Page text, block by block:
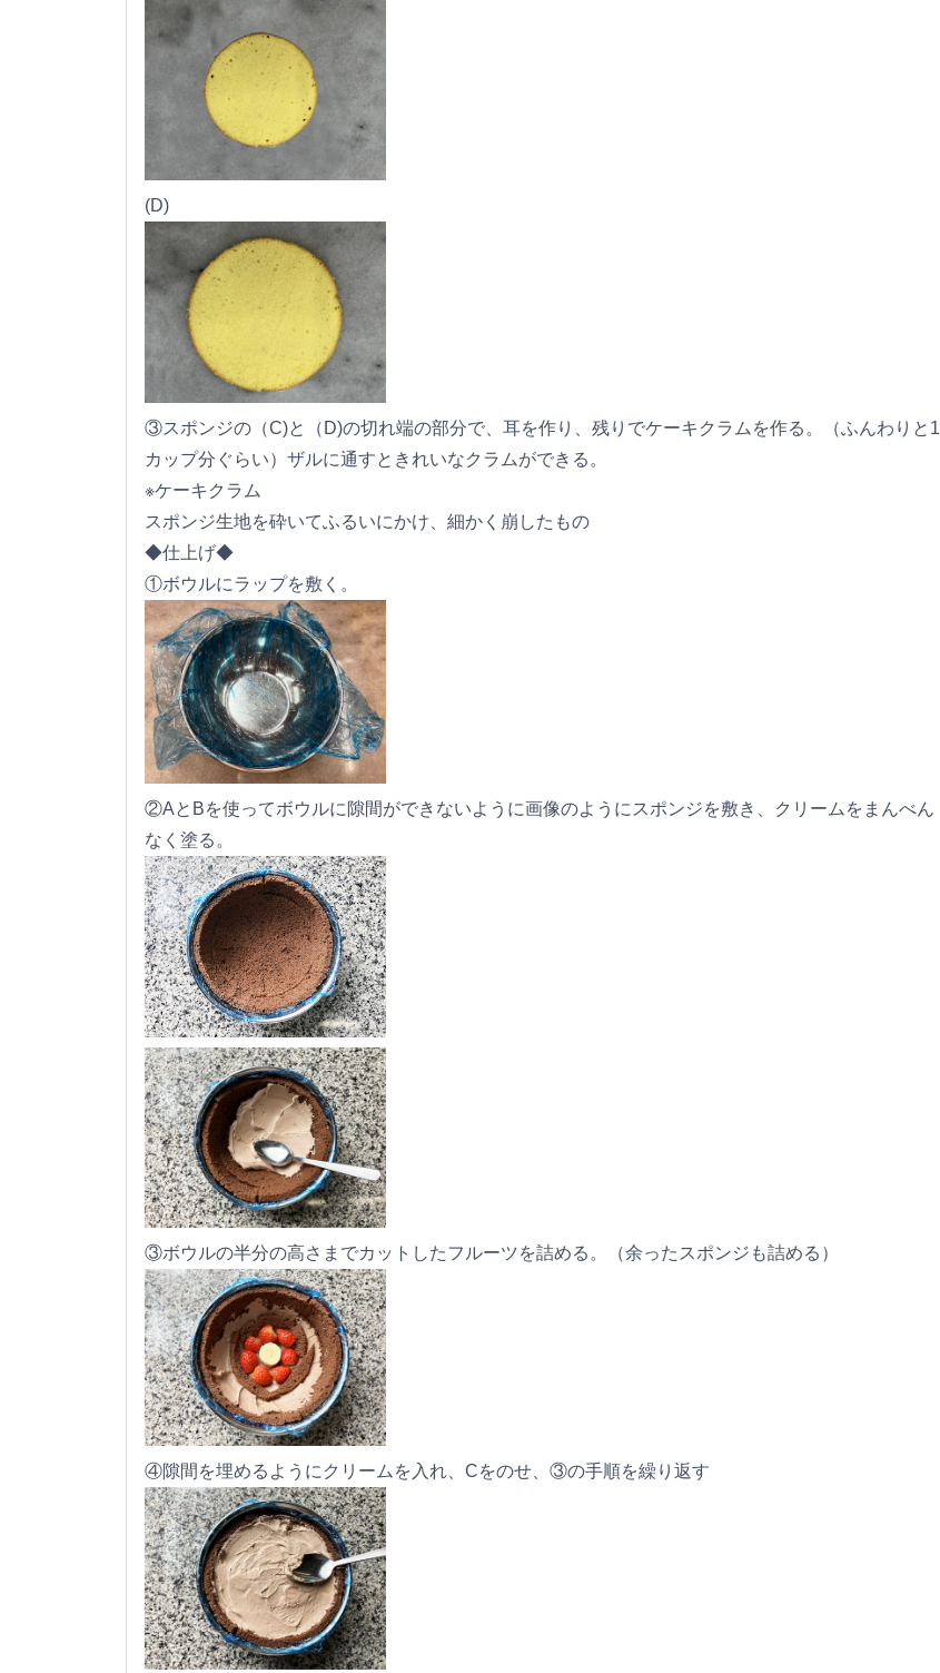
(D)
③スポンジの（C)と（D)の切れ端の部分で、耳を作り、残りでケーキクラムを作る。（ふんわりと1
カップ分ぐらい）ザルに通すときれいなクラムができる。
※ケーキクラム
スポンジ生地を砕いてふるいにかけ、細かく崩したもの
◆仕上げ◆
①ボウルにラップを敷く。
②AとBを使ってボウルに隙間ができないように画像のようにスポンジを敷き、クリームをまんべん
なく塗る。
③ボウルの半分の高さまでカットしたフルーツを詰める。（余ったスポンジも詰める）
④隙間を埋めるようにクリームを入れ、Cをのせ、③の手順を繰り返す